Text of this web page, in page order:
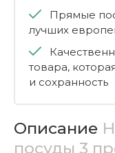
Прямые
лучших
товара,
и сохранность
Описание
посуды 3